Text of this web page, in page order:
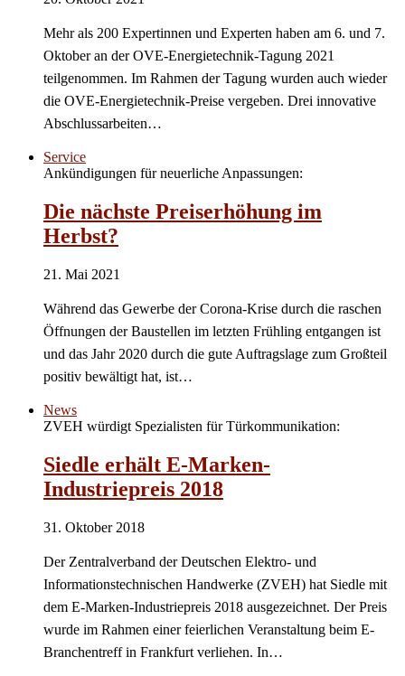
Mehr als 200 Expertinnen und Experten haben am 6. und 7.
Oktober an der OVE-Energietechnik-Tagung 2021
teilgenommen. Im Rahmen der Tagung wurden auch wieder
die OVE-Energietechnik-Preise vergeben. Drei innovative
Abschlussarbeiten…
Service
Ankündigungen für neuerliche Anpassungen:
Die nächste Preiserhöhung im
Herbst?
21. Mai 2021
Während das Gewerbe der Corona-Krise durch die raschen
Öffnungen der Baustellen im letzten Frühling entgangen ist
und das Jahr 2020 durch die gute Auftragslage zum Großteil
positiv bewältigt hat, ist…
News
ZVEH würdigt Spezialisten für Türkommunikation:
Siedle erhält E-Marken-
Industriepreis 2018
31. Oktober 2018
Der Zentralverband der Deutschen Elektro- und
Informationstechnischen Handwerke (ZVEH) hat Siedle mit
dem E-Marken-Industriepreis 2018 ausgezeichnet. Der Preis
wurde im Rahmen einer feierlichen Veranstaltung beim E-
Branchentreff in Frankfurt verliehen. In…